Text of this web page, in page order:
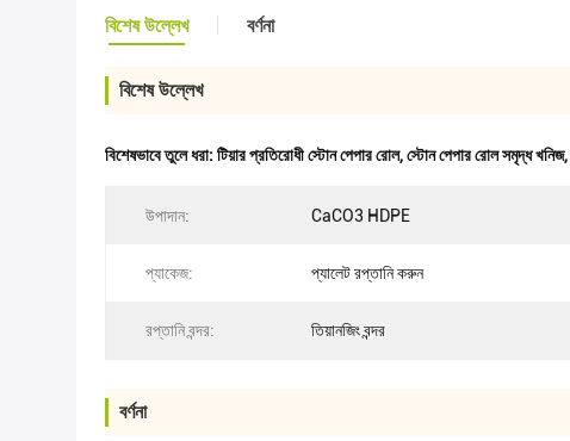
বিশেষ উল্লেখ বর্ণনা
বিশেষ উল্লেখ
বিশেষভাবে তুলে ধরা: টিয়ার প্রতিরোধী স্টোন পেপার রোল,স্টোন পেপার রোল সমৃদ্ধ খনিজ,
উপাদান: CaCO3 HDPE
প্যাকেজ: প্যালেট রপ্তানি করুন
রপ্তানি বন্দর: তিয়ানজিং বন্দর
বর্ণনা